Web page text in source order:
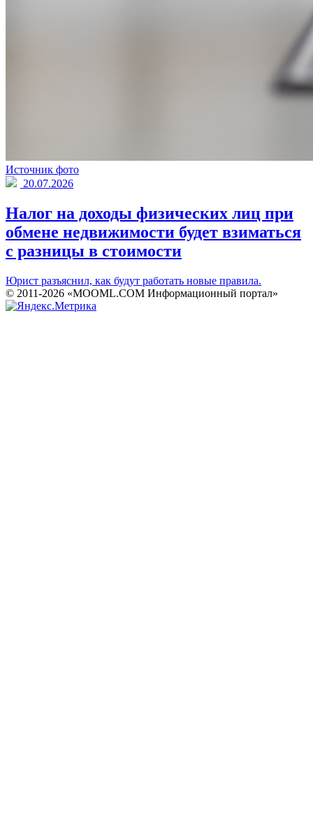
Источник фото
20.07.2026
Налог на доходы физических лиц при
обмене недвижимости будет взиматься
с разницы в стоимости
Юрист разъяснил, как будут работать новые правила.
© 2011-2026 «MOOML.COM Информационный портал»